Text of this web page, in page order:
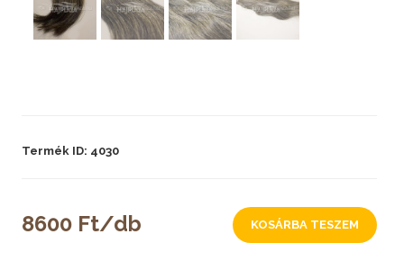
Termék ID: 4030
8600 Ft/db